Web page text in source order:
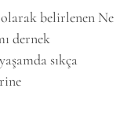
olarak belirlenen Ne
dernek
sıkça